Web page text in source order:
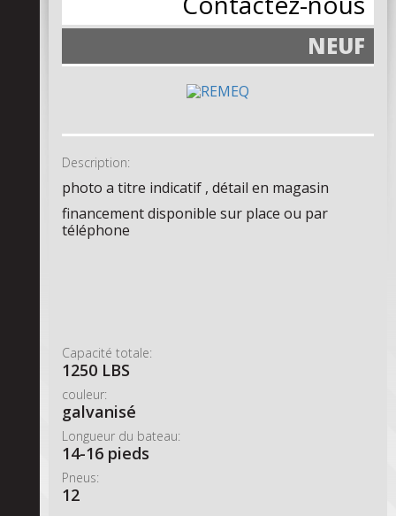
NEUF
Description:
photo a titre indicatif , détail en magasin
financement disponible sur place ou par
téléphone
Capacité totale:
1250 LBS
couleur:
galvanisé
Longueur du bateau:
14-16 pieds
Pneus:
12